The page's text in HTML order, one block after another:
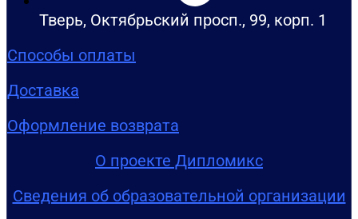
Тверь, Октябрьский просп., 99, корп. 1
Способы оплаты
Доставка
Оформление возврата
О проекте Дипломикс
Сведения об образовательной организации